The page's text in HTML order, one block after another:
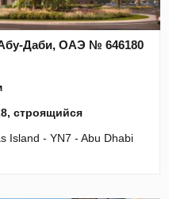
Даби, ОАЭ № 646180
строящийся
Island - YN7 - Abu Dhabi